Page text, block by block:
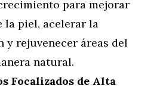
para mejorar
la piel, acelerar la
y rejuvenecer áreas del
natural.
Focalizados de Alta